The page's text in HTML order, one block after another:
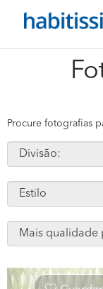
Procure fotografias